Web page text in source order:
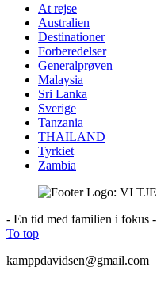
At rejse
Australien
Destinationer
Forberedelser
Generalprøven
Malaysia
Sri Lanka
Sverige
Tanzania
THAILAND
Tyrkiet
Zambia
- En tid med familien i fokus -
To top
kamppdavidsen@gmail.com